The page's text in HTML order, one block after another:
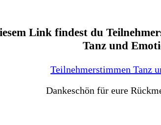
Link findest du
Tanz und
Teilnehmerstimmen Tanz
Dankeschön für eure